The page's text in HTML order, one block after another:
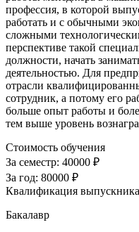
профессия, в которой
работать и с обычными
сложными
перспективе такой
должности, начать
деятельностью. Для
отрасли
сотрудник, а потому его
больше опыт работы и
тем выше уровень
Стоимость обучения
За семестр: 40000 ₽
За год: 80000 ₽
Квалификация выпускника
Бакалавр